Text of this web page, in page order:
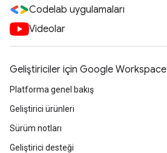
Codelab uygulamaları
Videolar
Geliştiriciler için Google Workspace
Platforma genel bakış
Geliştirici ürünleri
Sürüm notları
Geliştirici desteği